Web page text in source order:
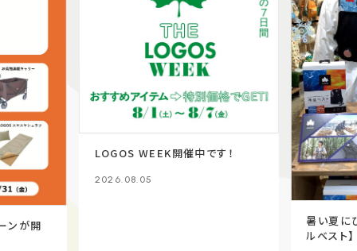
ンが開
LOGOS WEEK開催中です！
2026.08.05
暑い夏に
ルベスト】